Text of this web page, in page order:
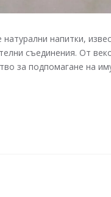
напитки,
съединения. От
за подпомагане на